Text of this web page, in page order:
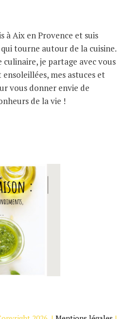
à Aix en Provence et suis
tourne autour de la cuisine.
je partage avec vous
mes astuces et
vous donner envie de
de la vie !